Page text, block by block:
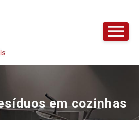
em cozinhas